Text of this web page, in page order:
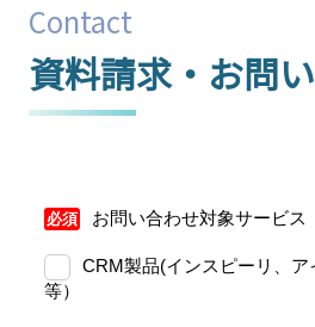
Contact
資料請求・お問